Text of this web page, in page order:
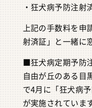
・狂犬病予防注射
上記の手数料を申
射済証」と一緒に
■狂犬病定期予防
自由が丘のある目
で4月に「狂犬病
が実施されていま